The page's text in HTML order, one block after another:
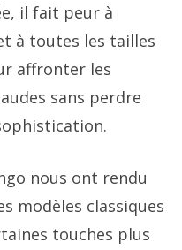
il fait peur à
à toutes les tailles
affronter les
sans perdre
nous ont rendu
modèles classiques
touches plus